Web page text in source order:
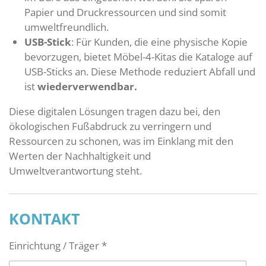
Papier und Druckressourcen und sind somit
umweltfreundlich.
USB-Stick: Für Kunden, die eine physische Kopie
bevorzugen, bietet Möbel-4-Kitas die Kataloge auf
USB-Sticks an. Diese Methode reduziert Abfall und
istwiederverwendbar.
Diese digitalen Lösungen tragen dazu bei, den
ökologischen Fußabdruck zu verringern und
Ressourcen zu schonen, was im Einklang mit den
Werten der Nachhaltigkeit und
Umweltverantwortung steht.
KONTAKT
Einrichtung / Träger *